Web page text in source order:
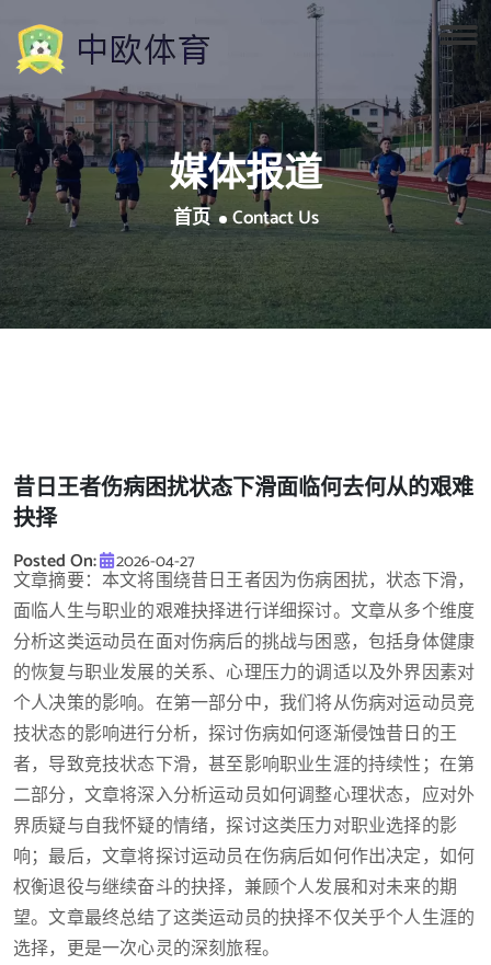
媒体报道
首页 Contact Us
昔日王者伤病困扰状态下滑面临何去何从的艰难
抉择
Posted On: 2026-04-27
文章摘要：本文将围绕昔日王者因为伤病困扰，状态下滑，
面临人生与职业的艰难抉择进行详细探讨。文章从多个维度
分析这类运动员在面对伤病后的挑战与困惑，包括身体健康
的恢复与职业发展的关系、心理压力的调适以及外界因素对
个人决策的影响。在第一部分中，我们将从伤病对运动员竞
技状态的影响进行分析，探讨伤病如何逐渐侵蚀昔日的王
者，导致竞技状态下滑，甚至影响职业生涯的持续性；在第
二部分，文章将深入分析运动员如何调整心理状态，应对外
界质疑与自我怀疑的情绪，探讨这类压力对职业选择的影
响；最后，文章将探讨运动员在伤病后如何作出决定，如何
权衡退役与继续奋斗的抉择，兼顾个人发展和对未来的期
望。文章最终总结了这类运动员的抉择不仅关乎个人生涯的
选择，更是一次心灵的深刻旅程。